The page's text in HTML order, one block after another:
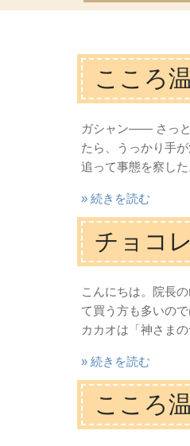
こころ
ガシャン―― さっと
たら、うっかり手
追って事態を察し
» 続きを読む
チョコ
こんにちは。院長
て買う方も多いの
カカオは「神さま
» 続きを読む
こころ